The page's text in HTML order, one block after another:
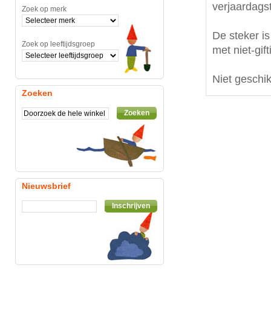
De steker
met niet-
Niet
Zoek op merk
Zoek op leeftijdsgroep
Zoeken
Zoeken
Nieuwsbrief
Inschrijven